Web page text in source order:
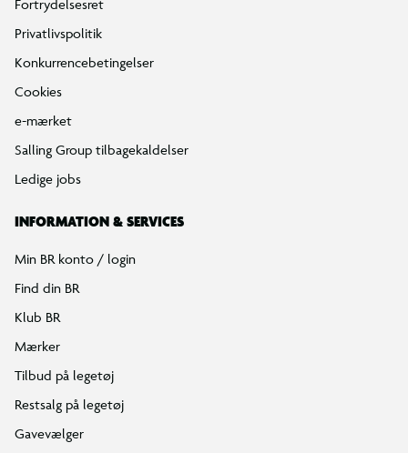
Fortrydelsesret
Privatlivspolitik
Konkurrencebetingelser
Cookies
e-mærket
Salling Group tilbagekaldelser
Ledige jobs
INFORMATION & SERVICES
Min BR konto / login
Find din BR
Klub BR
Mærker
Tilbud på legetøj
Restsalg på legetøj
Gavevælger